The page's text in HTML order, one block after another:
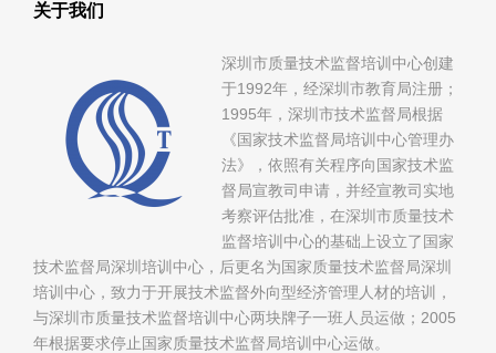
关于我们
深圳市质量技术监督培训中心创建
于1992年，经深圳市教育局注册；
1995年，深圳市技术监督局根据
《国家技术监督局培训中心管理办
法》，依照有关程序向国家技术监
督局宣教司申请，并经宣教司实地
考察评估批准，在深圳市质量技术
监督培训中心的基础上设立了国家
技术监督局深圳培训中心，后更名为国家质量技术监督局深圳
培训中心，致力于开展技术监督外向型经济管理人材的培训，
与深圳市质量技术监督培训中心两块牌子一班人员运做；2005
年根据要求停止国家质量技术监督局培训中心运做。